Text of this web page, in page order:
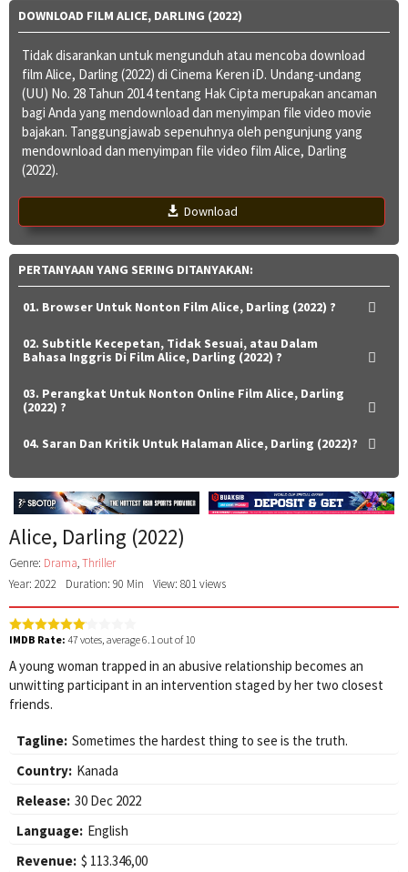
DOWNLOAD FILM ALICE, DARLING (2022)
Tidak disarankan untuk mengunduh atau mencoba download
film Alice, Darling (2022) di Cinema Keren iD. Undang-undang
(UU) No. 28 Tahun 2014 tentang Hak Cipta merupakan ancaman
bagi Anda yang mendownload dan menyimpan file video movie
bajakan. Tanggungjawab sepenuhnya oleh pengunjung yang
mendownload dan menyimpan file video film Alice, Darling
(2022).
Download
PERTANYAAN YANG SERING DITANYAKAN:
01. Browser Untuk Nonton Film Alice, Darling (2022) ?
02. Subtitle Kecepetan, Tidak Sesuai, atau Dalam
Bahasa Inggris Di Film Alice, Darling (2022) ?
03. Perangkat Untuk Nonton Online Film Alice, Darling
(2022) ?
04. Saran Dan Kritik Untuk Halaman Alice, Darling (2022)?
Alice, Darling (2022)
Genre: Drama,Thriller
Year: 2022
Duration: 90 Min View: 801 views
IMDB Rate: 47 votes, average6.1 out of 10
A young woman trapped in an abusive relationship becomes an
unwitting participant in an intervention staged by her two closest
friends.
Tagline: Sometimes the hardest thing to see is the truth.
Country: Kanada
Release: 30 Dec 2022
Language: English
Revenue: $ 113.346,00